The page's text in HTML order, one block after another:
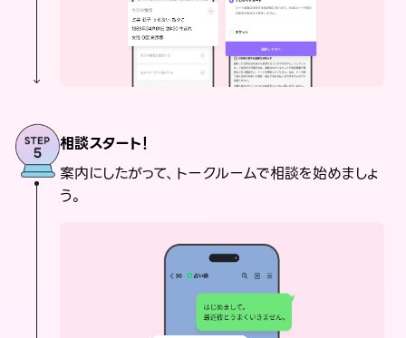
相談スタート！
案内にしたがって、トークルームで相談を始めましょ
う。